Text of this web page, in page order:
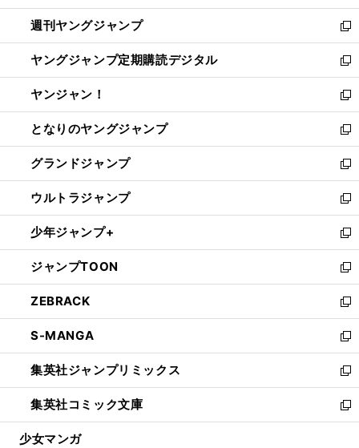
開
く
ウ
で
開
く
ン
ド
ウ
で
開
く
ウ
ィ
ン
ド
ウ
で
開
く
週刊ヤングジャンプ
新
し
い
ウ
ィ
ン
ド
ウ
で
開
く
ヤングジャンプ定期購読デジタル
新
し
い
ウ
ィ
ン
ド
ウ
で
開
く
ヤンジャン！
新
し
い
ウ
ィ
ン
ド
ウ
で
開
く
となりのヤングジャンプ
新
し
い
ウ
ィ
ン
ド
ウ
で
開
く
グランドジャンプ
新
し
い
ウ
ィ
ン
ド
ウ
で
開
く
ウルトラジャンプ
新
し
い
ウ
ィ
ン
ド
ウ
で
開
く
少年ジャンプ+
新
し
い
ウ
ィ
ン
ド
ウ
で
開
く
ジャンプTOON
新
し
い
ウ
ィ
ン
ド
ウ
で
開
ZEBRACK
新
し
い
ウ
ィ
ン
ド
ウ
S-MANGA
新
し
い
ウ
ィ
ン
集英社ジャンプリミックス
新
し
い
ウ
集英社コミック文庫
新
し
少女マンガ